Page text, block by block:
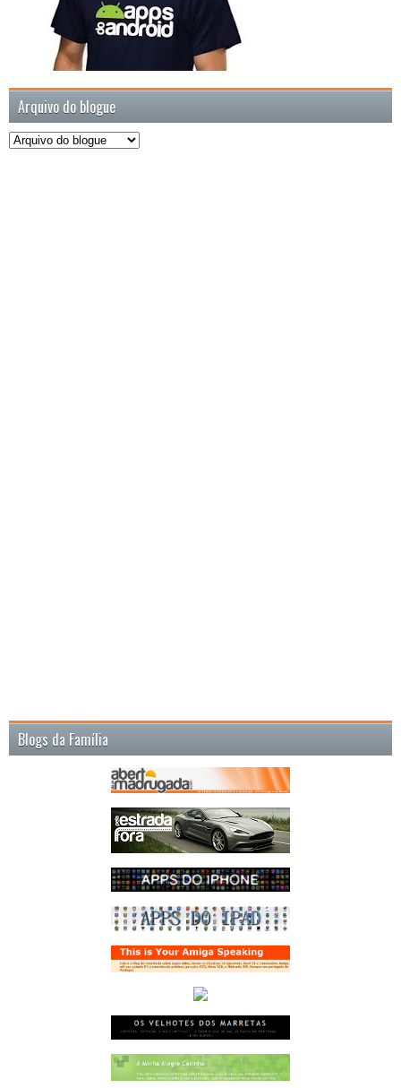
Arquivo do blogue
Blogs da Família